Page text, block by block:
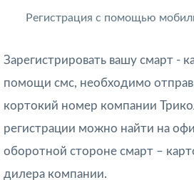
Регистрация с помощью
Зарегистрировать вашу смарт -
помощи смс, необходимо
кортокий номер компании
регистрации можно найти на
оборотной стороне смарт –
дилера компании.